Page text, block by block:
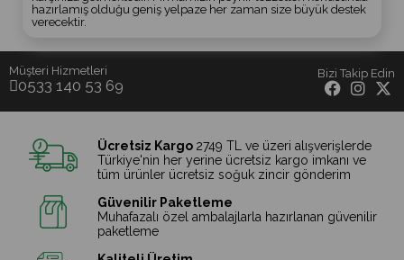
hazırlamış olduğu geniş yelpaze her zaman size büyük destek
verecektir.
Müşteri Hizmetleri
0533 140 53 69
Bizi Takip Edin
Ücretsiz Kargo 2749 TL ve üzeri alışverişlerde
Türkiye'nin her yerine ücretsiz kargo imkanı ve
tüm ürünler ücretsiz soğuk zincir gönderim
Güvenilir Paketleme
Muhafazalı özel ambalajlarla hazırlanan güvenilir
paketleme